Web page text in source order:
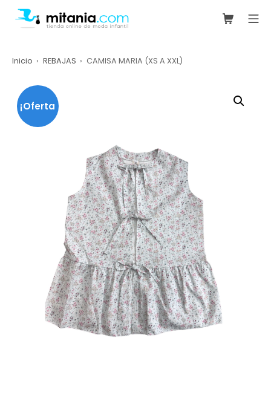
Saltar
Carrito
Inicio REBAJAS CAMISA MARIA (XS A XXL)
¡Oferta